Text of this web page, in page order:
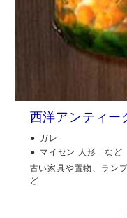
西洋アンティー
ガレ
マイセン 人形 など
古い家具や置物、ラン
ど